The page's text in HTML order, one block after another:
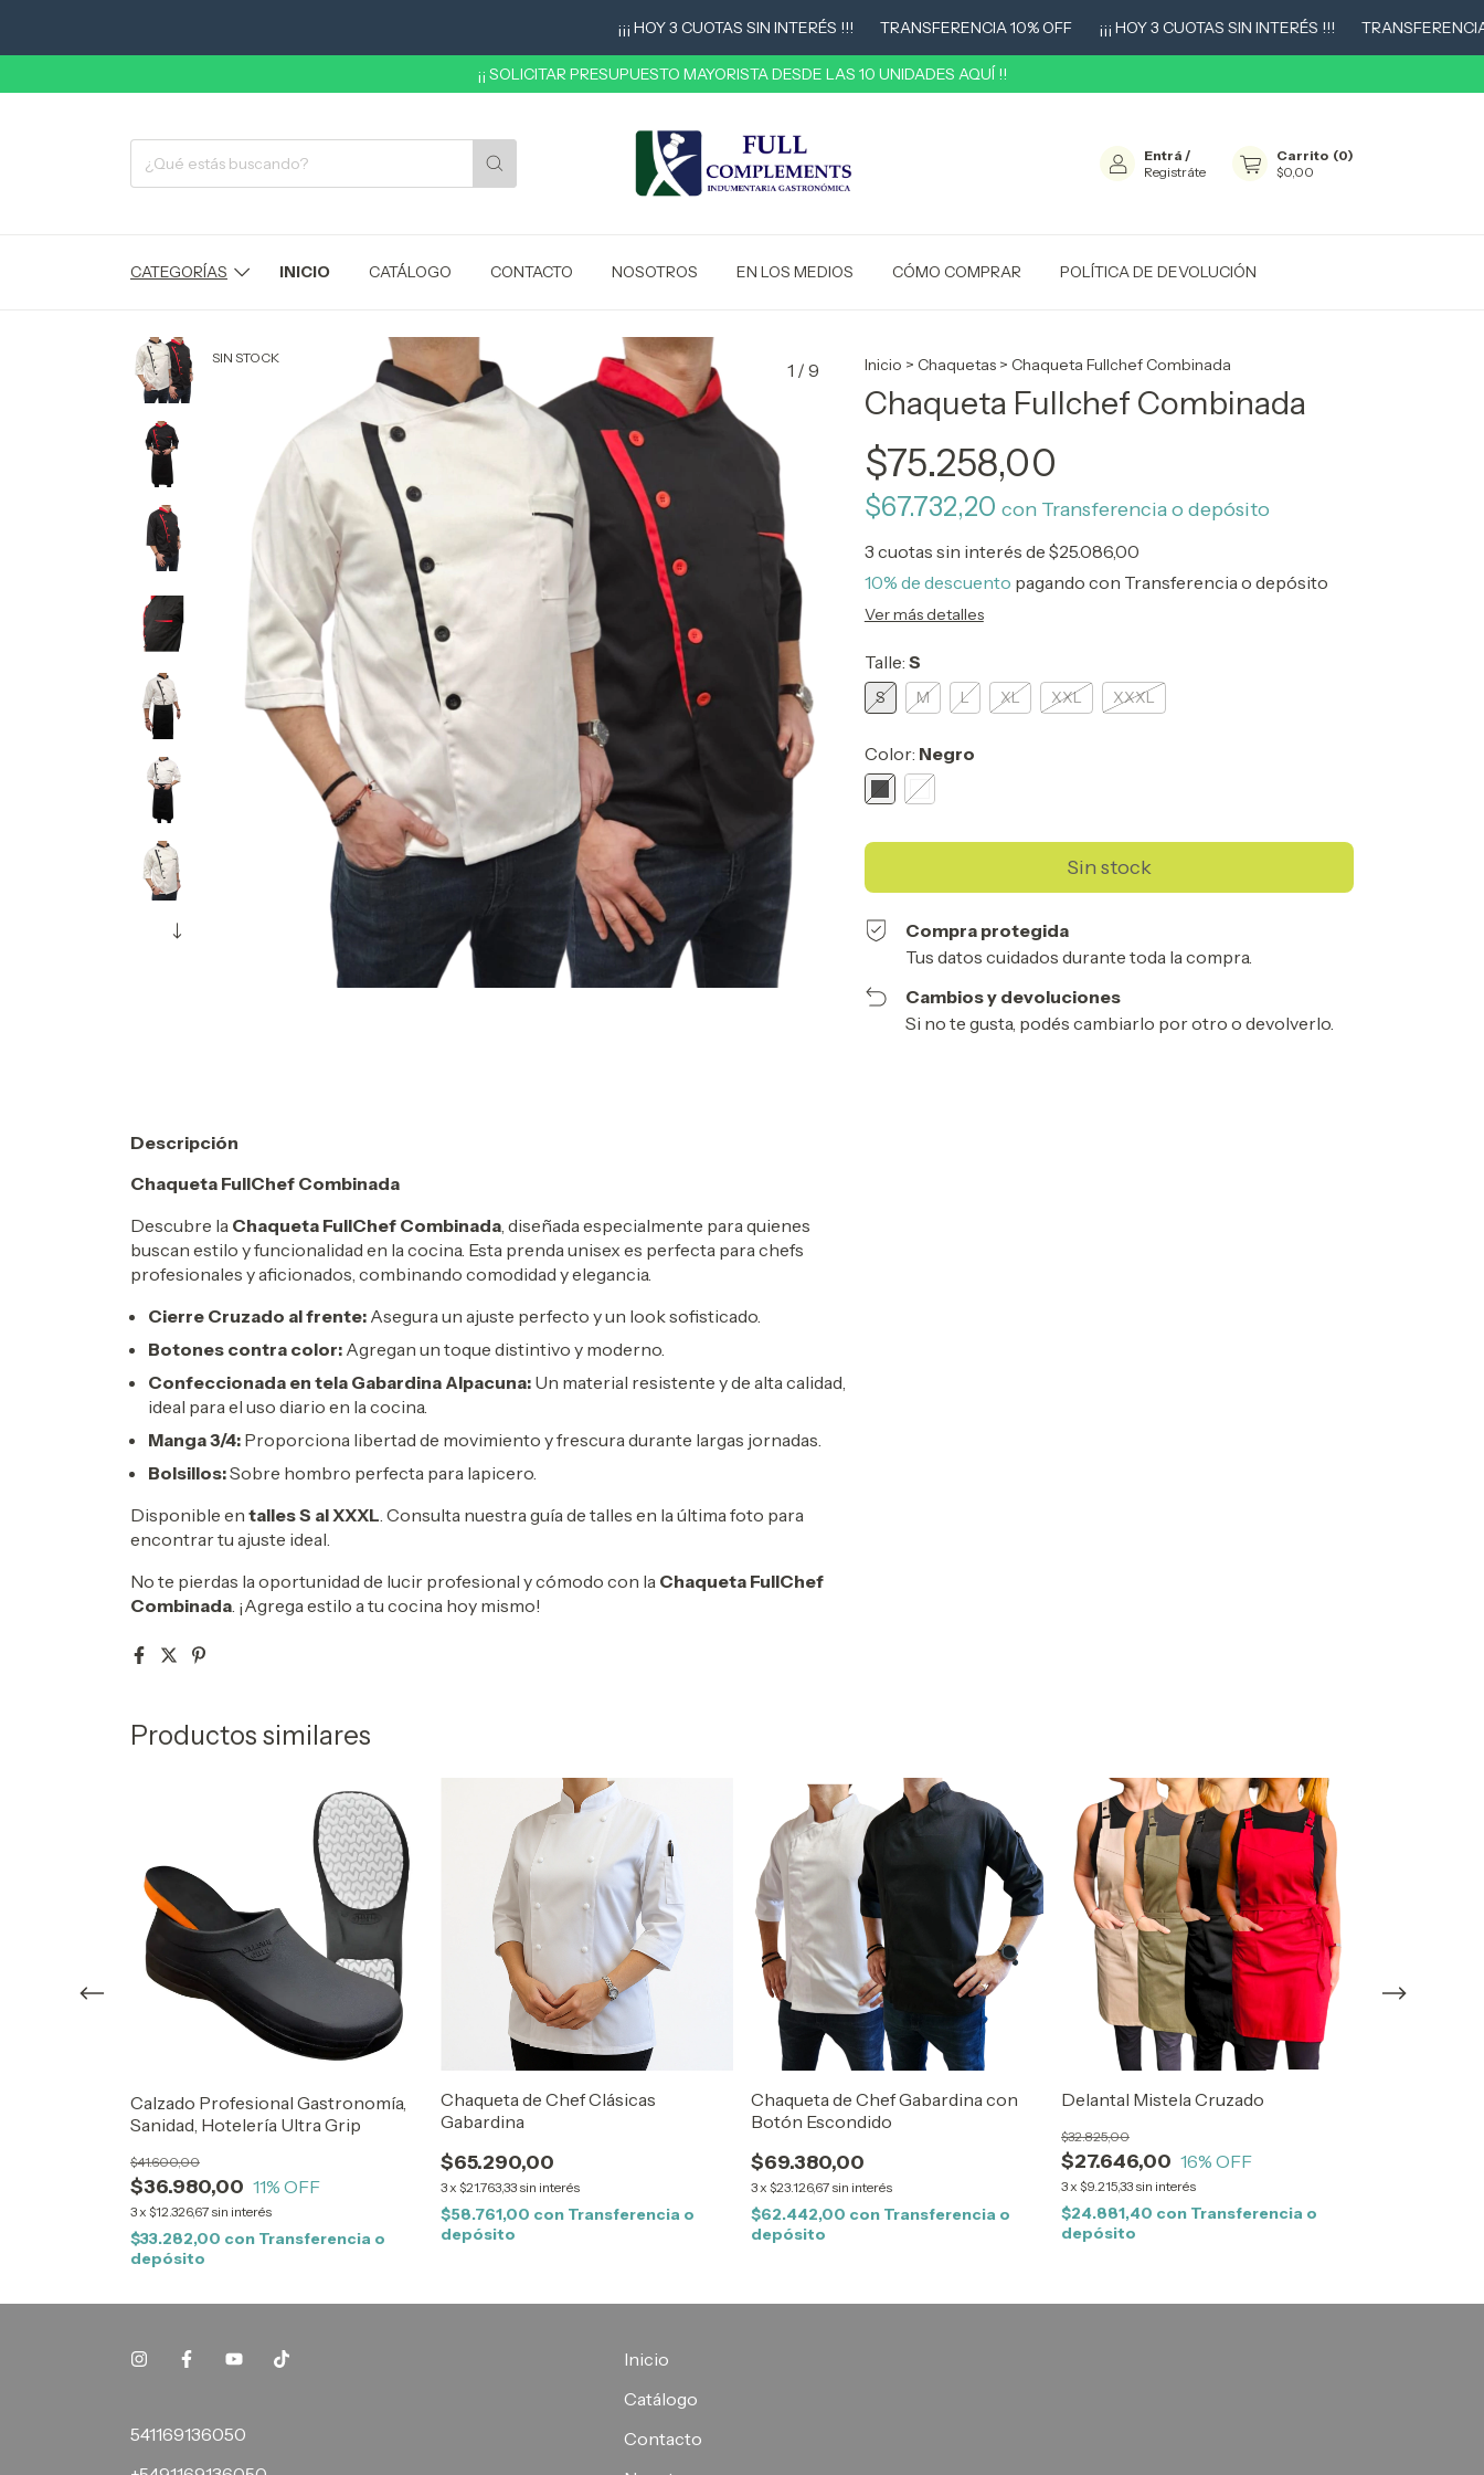
¡¡¡ HOY 3 CUOTAS SIN INTERÉS !!! TRANSFERENCIA 10% OFF ¡¡¡ HOY 3 CUOTAS SIN INTERÉS !!! TRANSFERENCIA 10%
¡¡ SOLICITAR PRESUPUESTO MAYORISTA DESDE LAS 10 UNIDADES AQUÍ !!
Entrá /
Registráte
Carrito (0)
$0,00
CATEGORÍAS INICIO CATÁLOGO CONTACTO NOSOTROS EN LOS MEDIOS CÓMO COMPRAR POLÍTICA DE DEVOLUCIÓN
SIN STOCK
1 / 9 Inicio > Chaquetas > Chaqueta Fullchef Combinada
Chaqueta Fullchef Combinada
$75.258,00
$67.732,20 con Transferencia o depósito
3 cuotas sin interés de $25.086,00
10% de descuento pagando con Transferencia o depósito
Ver más detalles
Talle: S
S M L XL XXL XXXL
Color: Negro
Compra protegida
Tus datos cuidados durante toda la compra.
Cambios y devoluciones
Si no te gusta, podés cambiarlo por otro o devolverlo.
Descripción
Chaqueta FullChef Combinada
Descubre la Chaqueta FullChef Combinada , diseñada especialmente para quienes
buscan estilo y funcionalidad en la cocina. Esta prenda unisex es perfecta para chefs
profesionales y aficionados, combinando comodidad y elegancia.
Cierre Cruzado al frente: Asegura un ajuste perfecto y un look sofisticado.
Botones contra color: Agregan un toque distintivo y moderno.
Confeccionada en tela Gabardina Alpacuna: Un material resistente y de alta calidad,
ideal para el uso diario en la cocina.
Manga 3/4: Proporciona libertad de movimiento y frescura durante largas jornadas.
Bolsillos:Sobre hombro perfecta para lapicero.
Disponible en talles S al XXXL . Consulta nuestra guía de talles en la última foto para
encontrar tu ajuste ideal.
No te pierdas la oportunidad de lucir profesional y cómodo con la Chaqueta FullChef
Combinada . ¡Agrega estilo a tu cocina hoy mismo!
Productos similares
Calzado Profesional Gastronomía,
Sanidad, Hotelería Ultra Grip
$36.980,00
$41.600,00
11% OFF
3x $12.326,67 sin interés
$33.282,00 con Transferencia o
depósito
Chaqueta de Chef Clásicas
Gabardina
$65.290,00
3 x $21.763,33 sin interés
$58.761,00 con Transferencia o
depósito
Chaqueta de Chef Gabardina con
Botón Escondido
$69.380,00
3 x $23.126,67 sin interés
$62.442,00 con Transferencia o
depósito
Delantal Mistela Cruzado
$27.646,00
$32.825,00
16% OFF
3 x $9.215,33 sin interés
$24.881,40 con Transferencia o
depósito
541169136050
Inicio
Catálogo
Contacto